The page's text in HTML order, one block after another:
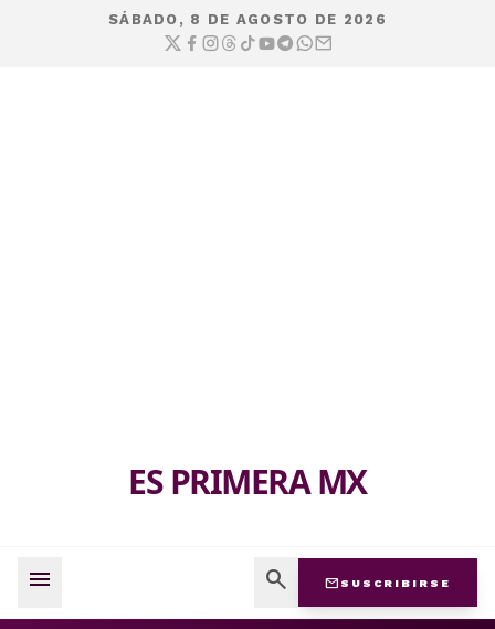
SÁBADO, 8 DE AGOSTO DE 2026
ES PRIMERA MX
menu search mail SUSCRIBIRSE